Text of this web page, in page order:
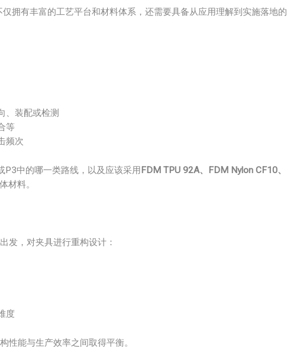
仅拥有丰富的工艺平台和材料体系，还需要具备从应用理解到实施落地的
、装配或检测
等
频次
中的哪一类路线，以及应该采用 FDM TPU 92A、FDM Nylon CF10、
材料。
发，对夹具进行重构设计：
度
性能与生产效率之间取得平衡。